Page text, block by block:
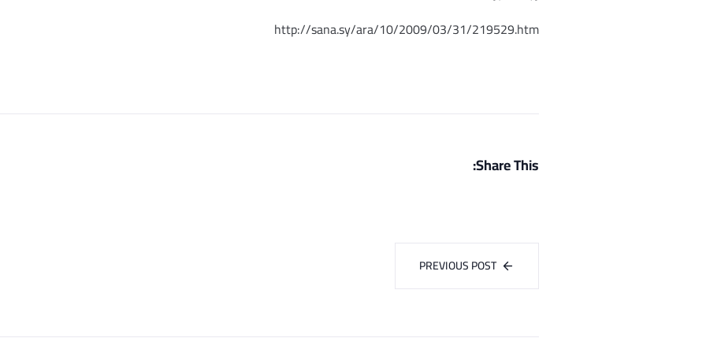
http://sana.sy/ara/10/2009/03/31/219529.htm
Share This:
PREVIOUS POST